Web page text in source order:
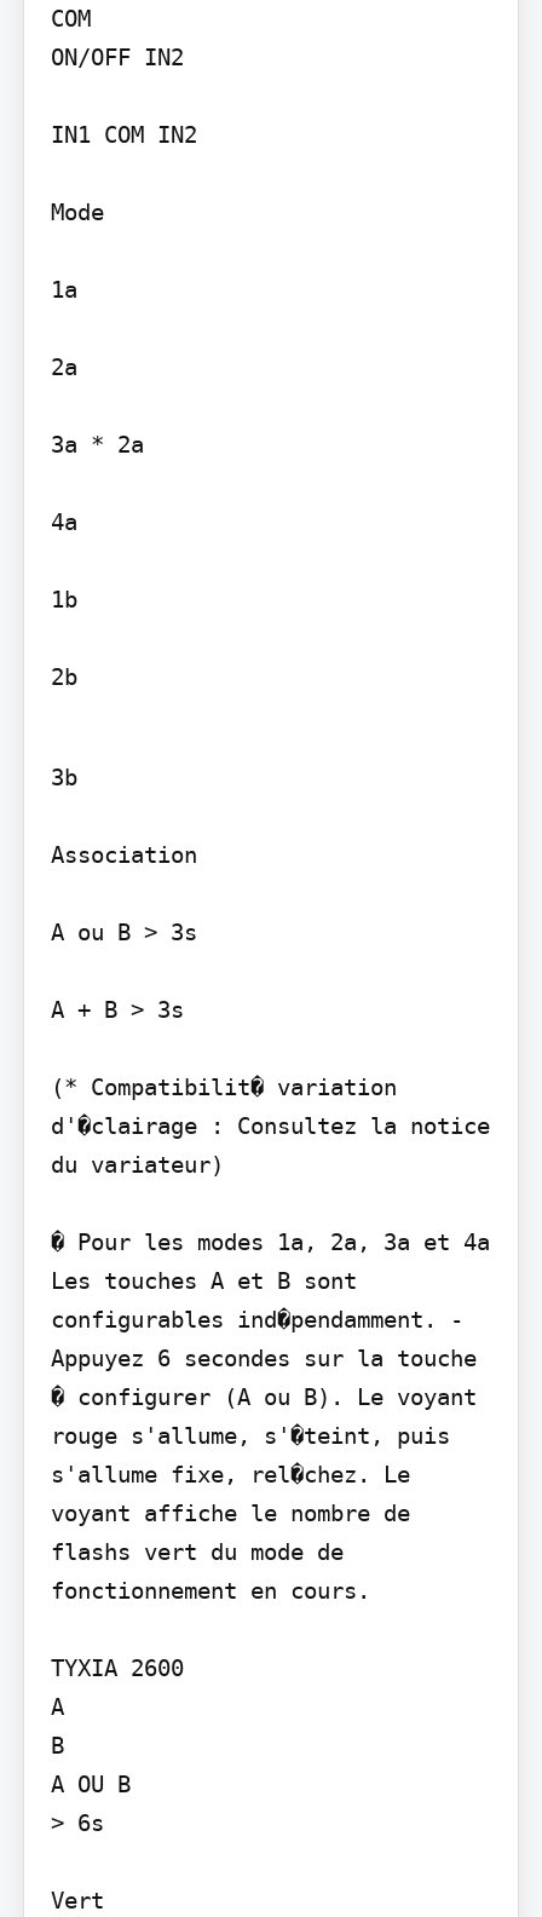
COM
ON/OFF IN2
IN1 COM IN2
Mode
1a
2a
3a * 2a
4a
1b
2b
3b
Association
A ou B > 3s
A + B > 3s
(* Compatibilit� variation
d'�clairage : Consultez la notice
du variateur)
� Pour les modes 1a, 2a, 3a et 4a
Les touches A et B sont
configurables ind�pendamment. -
Appuyez 6 secondes sur la touche
� configurer (A ou B). Le voyant
rouge s'allume, s'�teint, puis
s'allume fixe, rel�chez. Le
voyant affiche le nombre de
flashs vert du mode de
fonctionnement en cours.
TYXIA 2600
A
B
A OU B
> 6s
Vert